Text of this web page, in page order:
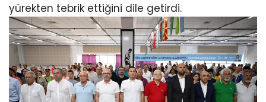
yürekten tebrik ettiğini dile getirdi.